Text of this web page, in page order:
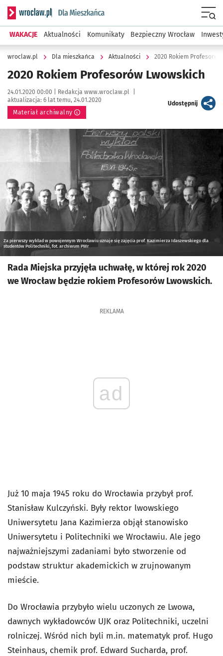
Serwis informacyjny wroclaw.pl podserwis: Dla mieszkańca
WAKACJE Aktualności Komunikaty Bezpieczny Wrocław
wroclaw.pl Dla mieszkańca Aktualności 2020 Rokiem
2020 Rokiem Profesorów Lwowskich
Data publikacji:
24.01.2020 00:00 | Autor:
Redakcja www.wroclaw.pl
aktualizacja: 6 lat temu, 24.01.2020
Materiał archiwalny
Udostępnijartykuł
Kliknij, aby powiększyć
Za pierwszy wykład w powojennym Wrocławiu uznaje się zajęcia prof. Kazimierza Idaszewskiego dla
studentów Politechniki, fot. archiwum PWr
Rada Miejska przyjęła uchwałę, w której rok 2020
we Wrocław będzie rokiem Profesorów Lwowskich.
REKLAMA
ad
Już 10 maja 1945 roku do Wrocławia przybył prof.
Stanisław Kulczyński. Były rektor lwowskiego
Uniwersytetu Jana Kazimierza objął stanowisko
Uniwersytetu i Politechniki we Wrocławiu. Ale jego
najważniejszymi zadaniami było stworzenie od
podstaw struktur akademickich w zrujnowanym
mieście.
Do Wrocławia przybyło wielu uczonych ze Lwowa,
dawnych wykładowców UJK oraz Politechniki, uczelni
rolniczej. Wśród nich byli m.in. matematyk prof. Hugo
Steinhaus, chemik prof. Edward Sucharda, prof.